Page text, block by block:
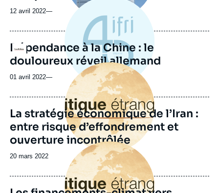
12 avril 2022—
Logo
Dépendance à la Chine : le
douloureux réveil allemand
01 avril 2022—
Image
principale
La stratégie économique de l’Iran :
entre risque d’effondrement et
ouverture incontrôlée
Date
publication
20 mars 2022
Image
principale